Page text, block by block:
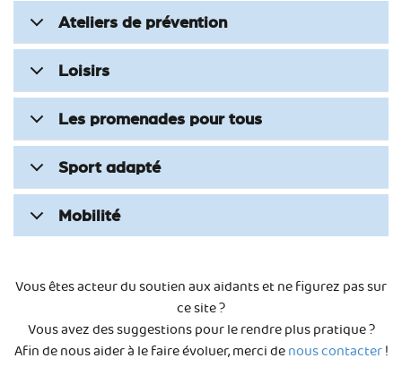
Ateliers de prévention
Loisirs
Les promenades pour tous
Sport adapté
Mobilité
Vous êtes acteur du soutien aux aidants et ne figurez pas sur
ce site ?
Vous avez des suggestions pour le rendre plus pratique ?
Afin de nous aider à le faire évoluer, merci denous contacter!​